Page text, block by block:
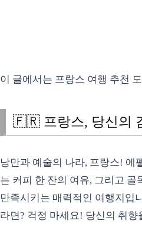
이 글에서는 프랑스 여행 추천
🇫🇷 프랑스, 당신의
낭만과 예술의 나라, 프랑스! 에
는 커피 한 잔의 여유, 그리고
만족시키는 매력적인 여행지입
라면? 걱정 마세요! 당신의 취향